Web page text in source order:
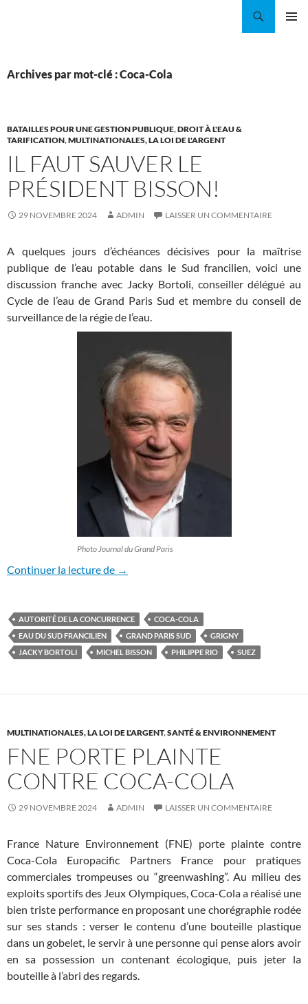
Archives par mot-clé : Coca-Cola
BATAILLES POUR UNE GESTION PUBLIQUE,DROIT À L'EAU &
TARIFICATION,MULTINATIONALES, LA LOI DE L'ARGENT
IL FAUT SAUVER LE
PRÉSIDENT BISSON!
29 NOVEMBRE 2024 ADMIN LAISSER UN COMMENTAIRE
A quelques jours d’échéances décisives pour la maîtrise
publique de l’eau potable dans le Sud francilien, voici une
discussion franche avec Jacky Bortoli, conseiller délégué au
Cycle de l’eau de Grand Paris Sud et membre du conseil de
surveillance de la régie de l’eau.
Photo Journal du Grand Paris
Continuer la lecture de Il faut sauver le Président Bisson!
→
AUTORITÉ DE LA CONCURRENCE
COCA-COLA
EAU DU SUD FRANCILIEN
GRAND PARIS SUD
GRIGNY
JACKY BORTOLI
MICHEL BISSON PHILIPPE RIO SUEZ
MULTINATIONALES, LA LOI DE L'ARGENT,SANTÉ & ENVIRONNEMENT
FNE PORTE PLAINTE
CONTRE COCA-COLA
29 NOVEMBRE 2024 ADMIN LAISSER UN COMMENTAIRE
France Nature Environnement (FNE) porte plainte contre
Coca-Cola Europacific Partners France pour pratiques
commerciales trompeuses ou “greenwashing”. Au milieu des
exploits sportifs des Jeux Olympiques, Coca-Cola a réalisé une
bien triste performance en proposant une chorégraphie rodée
sur ses stands : verser le contenu d’une bouteille plastique
dans un gobelet, le servir à une personne qui pense alors avoir
en sa possession un contenant écologique, puis jeter la
bouteille à l’abri des regards.